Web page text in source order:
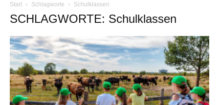
Start Schlagworte Schulklassen
SCHLAGWORTE: Schulklassen